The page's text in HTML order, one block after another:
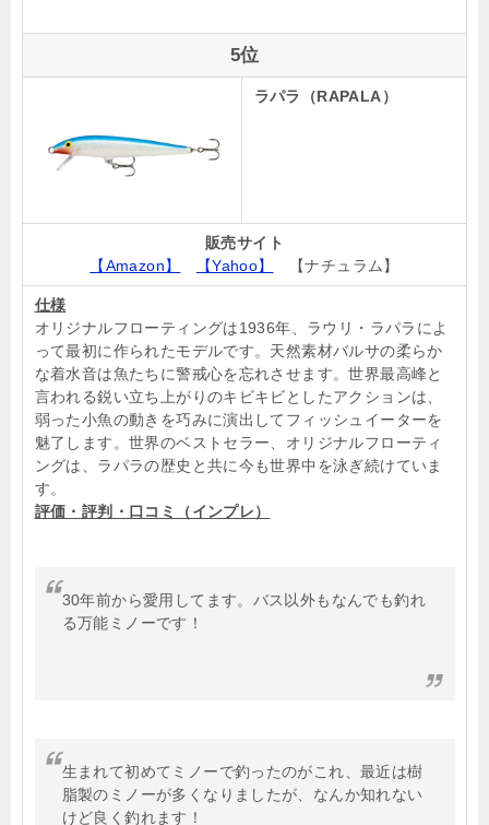
5位
ラパラ（RAPALA）
販売サイト
【Amazon】
【Yahoo】 【ナチュラム】
仕様
オリジナルフローティングは1936年、ラウリ・ラパラによ
って最初に作られたモデルです。天然素材バルサの柔らか
な着水音は魚たちに警戒心を忘れさせます。世界最高峰と
言われる鋭い立ち上がりのキビキビとしたアクションは、
弱った小魚の動きを巧みに演出してフィッシュイーターを
魅了します。世界のベストセラー、オリジナルフローティ
ングは、ラパラの歴史と共に今も世界中を泳ぎ続けていま
す。
評価・評判・口コミ（インプレ）
30年前から愛用してます。バス以外もなんでも釣れ
る万能ミノーです！
生まれて初めてミノーで釣ったのがこれ、最近は樹
脂製のミノーが多くなりましたが、なんか知れない
けど良く釣れます！